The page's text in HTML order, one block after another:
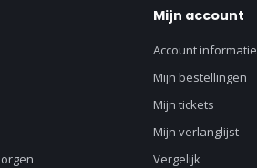
Mijn account
Account informatie
Mijn bestellingen
Mijn tickets
Mijn verlanglijst
Vergelijk